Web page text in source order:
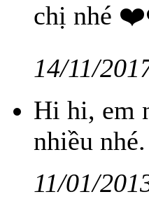
chị nhé
14/11/
Hi hi, em
nhiều nhé.
11/01/